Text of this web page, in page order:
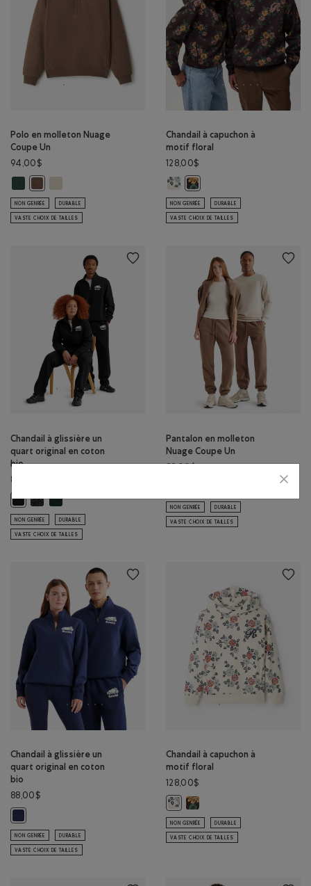
Polo en molleton Nuage
Coupe Un
94,00$
Polo en molleton Nuage Coupe Un: OMBRE VERT Couleur
Polo en molleton Nuage Coupe Un: MÉLANGE BOIS D'ORME
Polo en molleton Nuage Coupe Un: BROUILLARD LONDONIEN
NON GENRÉE DURABLE
VASTE CHOIX DE TAILLES
Chandail à capuchon à
motif floral
128,00$
Chandail à capuchon à motif
Chandail à capuchon à motif
NON GENRÉE DURABLE
VASTE CHOIX DE TAILLES
Chandail à glissière un
quart original en coton
bio
88,00$
Chandail à glissière un quart original en coton bio: NOIR Couleur
Chandail à glissière un quart original en coton bio: POIVRE NOIR
Chandail à glissière un quart original en coton bio: VARSITY
NON GENRÉE DURABLE
VASTE CHOIX DE TAILLES
Pantalon en molleton
Nuage Coupe Un
Pantalon en molleton Nuage
Pantalon en molleton Nuage
Pantalon en molleton
NON GENRÉE DURABLE
VASTE CHOIX DE TAILLES
Chandail à glissière un
quart original en coton
bio
88,00$
NON GENRÉE DURABLE
VASTE CHOIX DE TAILLES
Chandail à capuchon à
motif floral
128,00$
Chandail à capuchon à motif
Chandail à capuchon à motif
NON GENRÉE DURABLE
VASTE CHOIX DE TAILLES